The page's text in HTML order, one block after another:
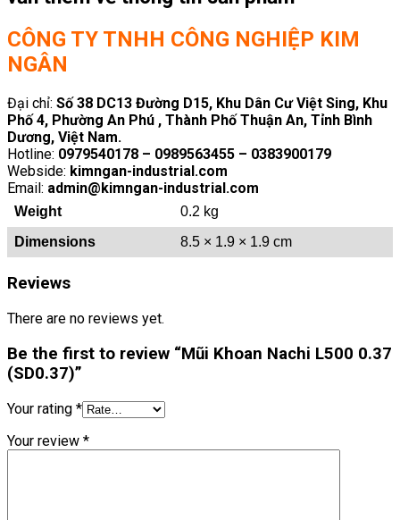
CÔNG TY TNHH CÔNG NGHIỆP KIM
NGÂN
Đại chỉ: Số 38 DC13 Đường D15, Khu Dân Cư Việt Sing, Khu
Phố 4, Phường An Phú , Thành Phố Thuận An, Tỉnh Bình
Dương, Việt Nam.
Hotline: 0979540178 – 0989563455 – 0383900179
Webside: kimngan-industrial.com
Email: admin@kimngan-industrial.com
Weight
0.2 kg
Dimensions
8.5 × 1.9 × 1.9 cm
Reviews
There are no reviews yet.
Be the first to review “Mũi Khoan Nachi L500 0.37
(SD0.37)”
Your rating *
Your review *